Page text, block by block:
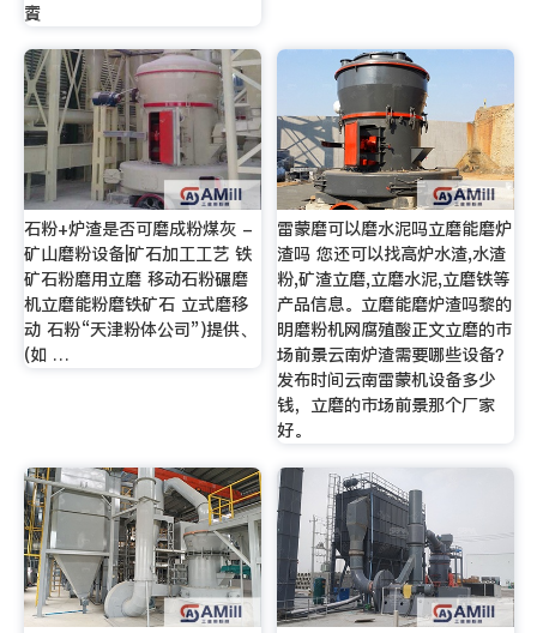
賨
石粉+炉渣是否可磨成粉煤灰 -
矿山磨粉设备|矿石加工工艺 铁
矿石粉磨用立磨 移动石粉碾磨
机立磨能粉磨铁矿石 立式磨移
动 石粉“天津粉体公司”)提供、
(如 …
雷蒙磨可以磨水泥吗立磨能磨炉
渣吗 您还可以找高炉水渣,水渣
粉,矿渣立磨,立磨水泥,立磨铁等
产品信息。立磨能磨炉渣吗黎的
明磨粉机网腐殖酸正文立磨的市
场前景云南炉渣需要哪些设备？
发布时间云南雷蒙机设备多少
钱，立磨的市场前景那个厂家
好。